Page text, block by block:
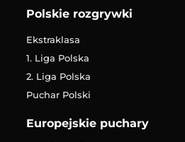
Polskie rozgrywki
Ekstraklasa
1. Liga Polska
2. Liga Polska
Puchar Polski
Europejskie puchary